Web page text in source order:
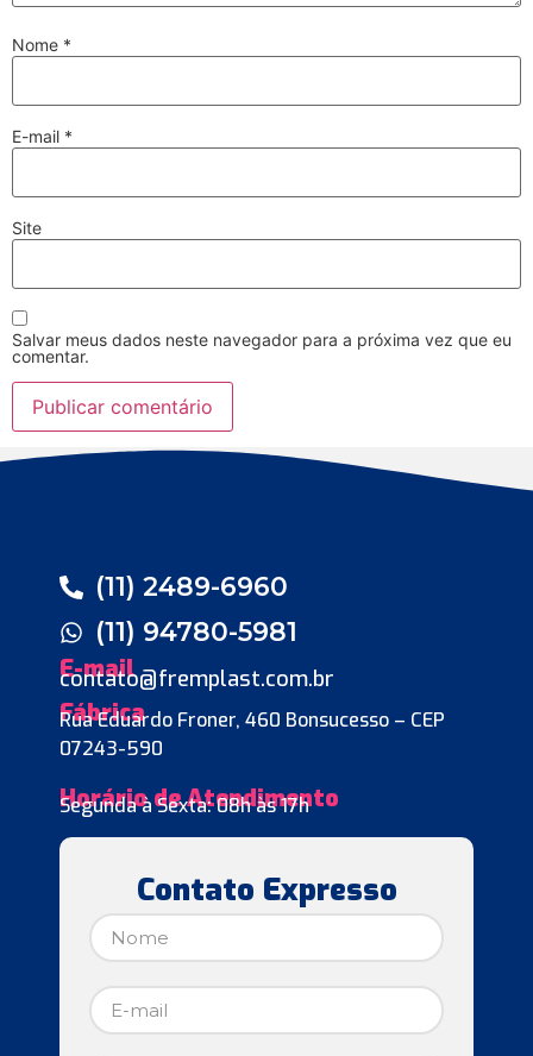
Nome *
E-mail *
Site
Salvar meus dados neste navegador para a próxima vez que eu
comentar.
(11) 2489-6960
(11) 94780-5981
E-mail
contato@fremplast.com.br
Fábrica
Rua Eduardo Froner, 460 Bonsucesso – CEP
07243-590
Horário de Atendimento
Segunda à Sexta: 08h às 17h
Contato Expresso